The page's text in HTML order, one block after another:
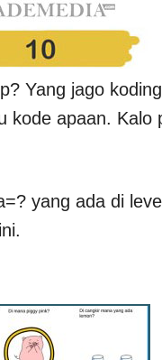
Yang jago
apaan. Kalo
yang ada di